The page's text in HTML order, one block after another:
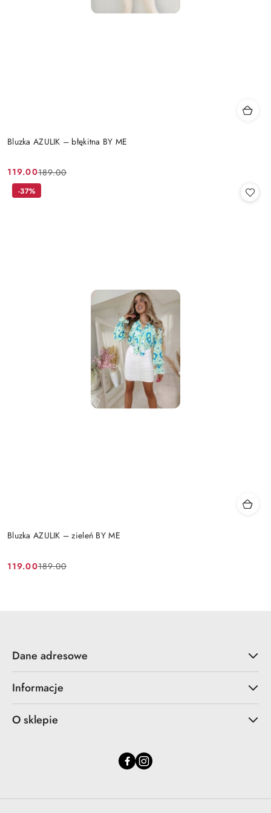
Bluzka AZULIK – błękitna BY ME
Cena
promocyjna:
119.00
Cena
przed
189.00
Bluzka AZULIK – zieleń BY ME
Cena
119.00
Cena
189.00
-37%
Dane adresowe
Informacje
O sklepie